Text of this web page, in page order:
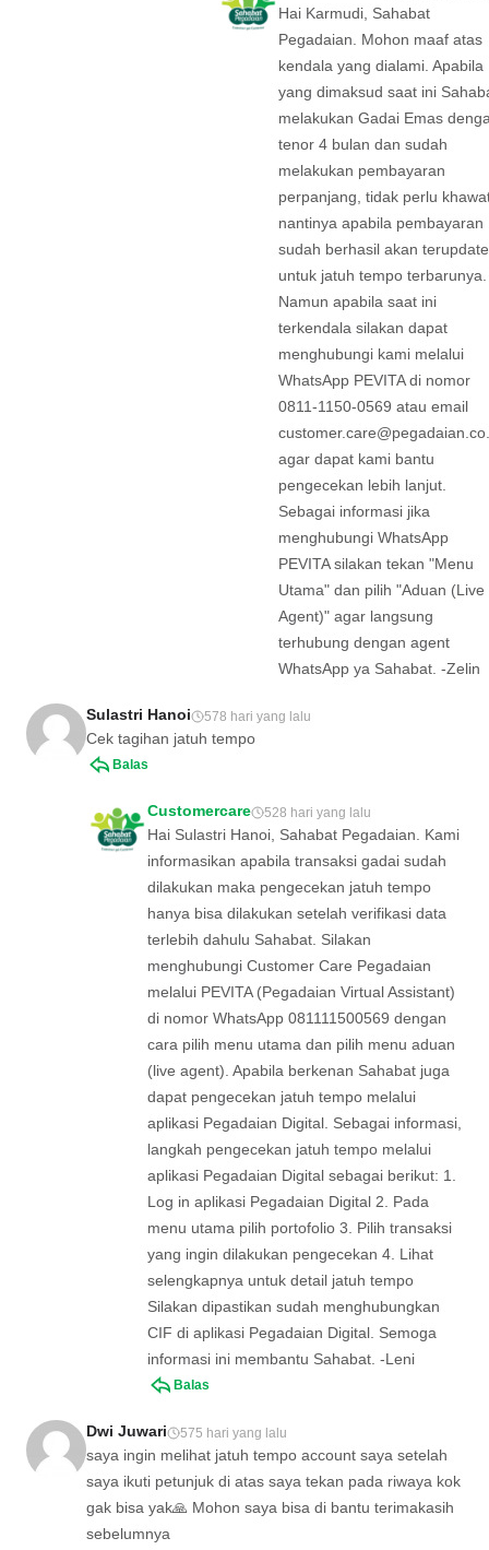
Hai Karmudi, Sahabat
Pegadaian. Mohon maaf atas
kendala yang dialami. Apabila
yang dimaksud saat ini
melakukan Gadai Emas
tenor 4 bulan dan sudah
melakukan pembayaran
perpanjang, tidak perlu
nantinya apabila pembayaran
sudah berhasil akan terupdate
untuk jatuh tempo terbarunya.
Namun apabila saat ini
terkendala silakan dapat
menghubungi kami melalui
WhatsApp PEVITA di nomor
0811-1150-0569 atau email
agar dapat kami bantu
pengecekan lebih lanjut.
Sebagai informasi jika
menghubungi WhatsApp
PEVITA silakan tekan "Menu
Utama" dan pilih "Aduan (Live
Agent)" agar langsung
terhubung dengan agent
WhatsApp ya Sahabat. -Zelin
Sulastri Hanoi 578 hari yang lalu
Cek tagihan jatuh tempo
Balas
Customercare 528 hari yang lalu
Hai Sulastri Hanoi, Sahabat Pegadaian. Kami
informasikan apabila transaksi gadai sudah
dilakukan maka pengecekan jatuh tempo
hanya bisa dilakukan setelah verifikasi data
terlebih dahulu Sahabat. Silakan
menghubungi Customer Care Pegadaian
melalui PEVITA (Pegadaian Virtual Assistant)
di nomor WhatsApp 081111500569 dengan
cara pilih menu utama dan pilih menu aduan
(live agent). Apabila berkenan Sahabat juga
dapat pengecekan jatuh tempo melalui
aplikasi Pegadaian Digital. Sebagai informasi,
langkah pengecekan jatuh tempo melalui
aplikasi Pegadaian Digital sebagai berikut: 1.
Log in aplikasi Pegadaian Digital 2. Pada
menu utama pilih portofolio 3. Pilih transaksi
yang ingin dilakukan pengecekan 4. Lihat
selengkapnya untuk detail jatuh tempo
Silakan dipastikan sudah menghubungkan
CIF di aplikasi Pegadaian Digital. Semoga
informasi ini membantu Sahabat. -Leni
Balas
Dwi Juwari 575 hari yang lalu
saya ingin melihat jatuh tempo account saya setelah
saya ikuti petunjuk di atas saya tekan pada riwaya kok
gak bisa yak🙏 Mohon saya bisa di bantu terimakasih
sebelumnya